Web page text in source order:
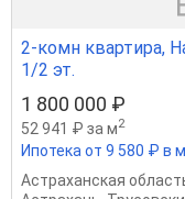
2-комн квартира,
1/2 эт.
1 800 000 ₽
52 941 ₽ за м2
Ипотека от 9 580 ₽ в
Астраханская